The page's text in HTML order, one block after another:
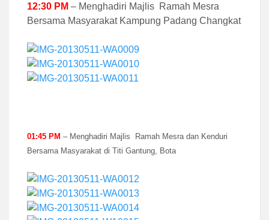
12:30 PM – Menghadiri Majlis Ramah Mesra
Bersama Masyarakat Kampung Padang Changkat
01:45 PM – Menghadiri Majlis Ramah Mesra dan Kenduri
Bersama Masyarakat di Titi Gantung, Bota